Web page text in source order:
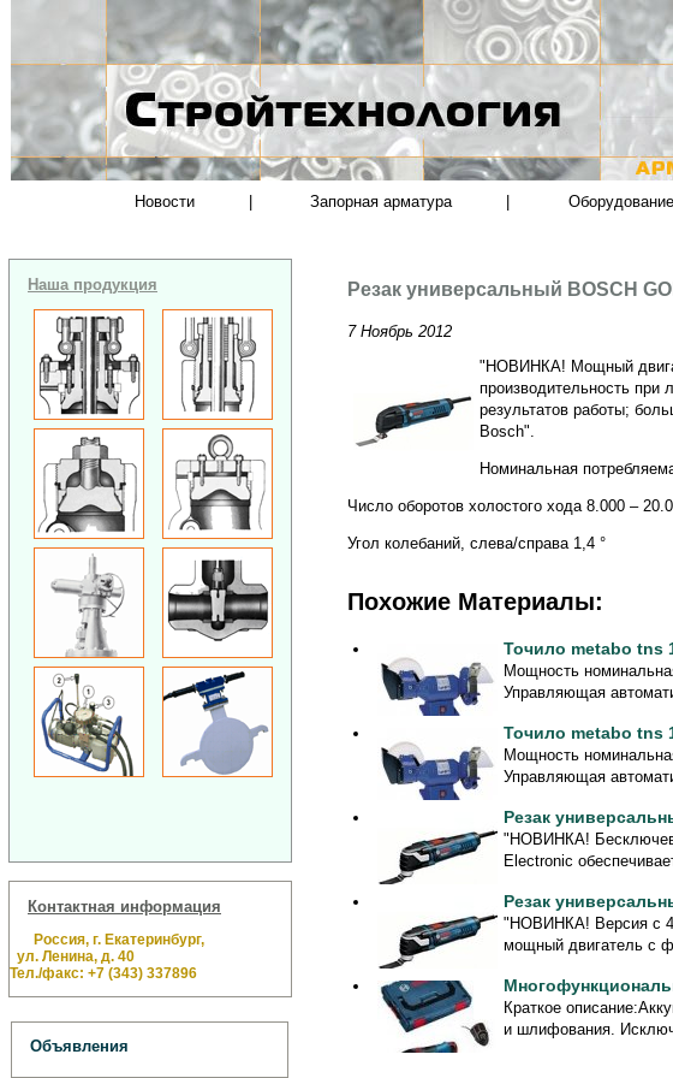
Новости Запорная арматура Оборудование
Наша продукция
Контактная информация
Россия, г. Екатеринбург,
ул. Ленина, д. 40
Тел./факс: +7 (343) 337896
Объявления
Резак универсальный BOSCH
7 Ноябрь 2012
"НОВИНКА! Мощный
производительность при
результатов работы;
Bosch".
Номинальная
Число оборотов холостого хода 8.000 –
Угол колебаний, слева/справа 1,4 °
Похожие Материалы:
Точило metabo tns
Мощность
Управляющая
Точило metabo tns
Мощность
Управляющая
Резак
"НОВИНКА!
Electronic
Резак
"НОВИНКА! Версия с
мощный двигатель с
Краткое
и шлифования.